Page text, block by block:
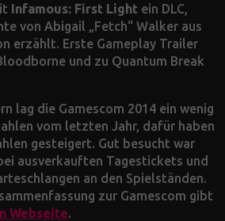
Infamous: First Light ein DLC,
von Abigail „Fetch“ Walker aus
erzählt. Erste Gameplay Trailer
und zu Quantum Break
lag die Gamescom 2014 ein wenig
vom letzten Jahr, dafür haben
gesteigert. Gut besucht war
ausverkauften Tagestickets und
an den Spielständen.
zur Gamescom gibt
Webseite.